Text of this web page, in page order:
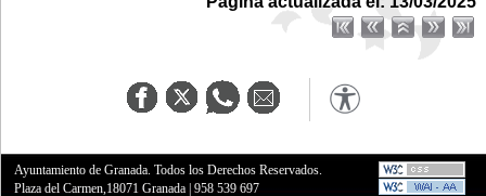
Ayuntamiento de Granada. Todos los Derechos Reservados.
Plaza del Carmen,18071 Granada |958 539 697